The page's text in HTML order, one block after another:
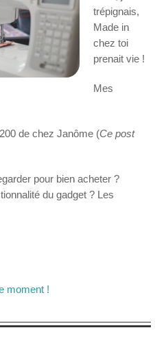
trépignais,
Made in
chez toi
prenait vie !
Mes
de chez Janôme (Ce post
pour bien acheter ?
du gadget ? Les
moment !